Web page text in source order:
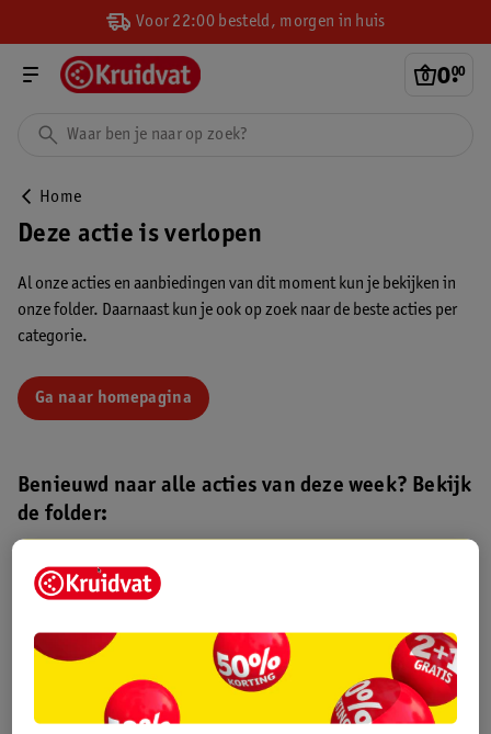
Voor 22:00 besteld, morgen in huis
0.
00
Home
Deze actie is verlopen
Al onze acties en aanbiedingen van dit moment kun je bekijken in
onze folder. Daarnaast kun je ook op zoek naar de beste acties per
categorie.
Ga naar homepagina
Benieuwd naar alle acties van deze week? Bekijk
de folder:
Kruidvat folder
augustus 2026.